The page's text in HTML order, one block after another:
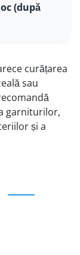
(după
curățarea
sau
garniturilor,
și a